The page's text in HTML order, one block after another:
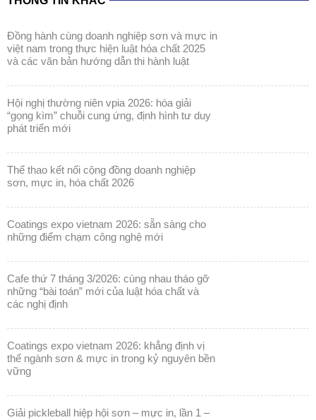
đồng hành cùng doanh nghiệp sơn và mực in
việt nam trong thực hiện luật hóa chất 2025
và các văn bản hướng dẫn thi hành luật
hội nghị thường niên vpia 2026: hóa giải
“gọng kìm” chuỗi cung ứng, định hình tư duy
phát triển mới
thể thao kết nối cộng đồng doanh nghiệp
sơn, mực in, hóa chất 2026
coatings expo vietnam 2026: sẵn sàng cho
những điểm chạm công nghệ mới
cafe thứ 7 tháng 3/2026: cùng nhau tháo gỡ
những “bài toán” mới của luật hóa chất và
các nghị định
coatings expo vietnam 2026: khẳng định vị
thế ngành sơn & mực in trong kỷ nguyên bền
vững
giải pickleball hiệp hội sơn – mực in, lần 1 –